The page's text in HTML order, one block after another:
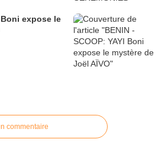
Boni expose le
commentaire